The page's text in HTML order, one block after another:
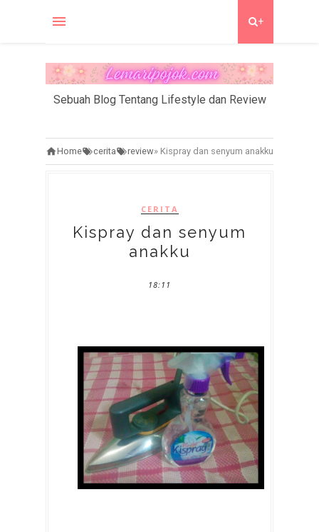
+
Sebuah Blog Tentang Lifestyle dan Review
Home cerita review» Kispray dan senyum anakku
CERITA
Kispray dan senyum
anakku
18:11